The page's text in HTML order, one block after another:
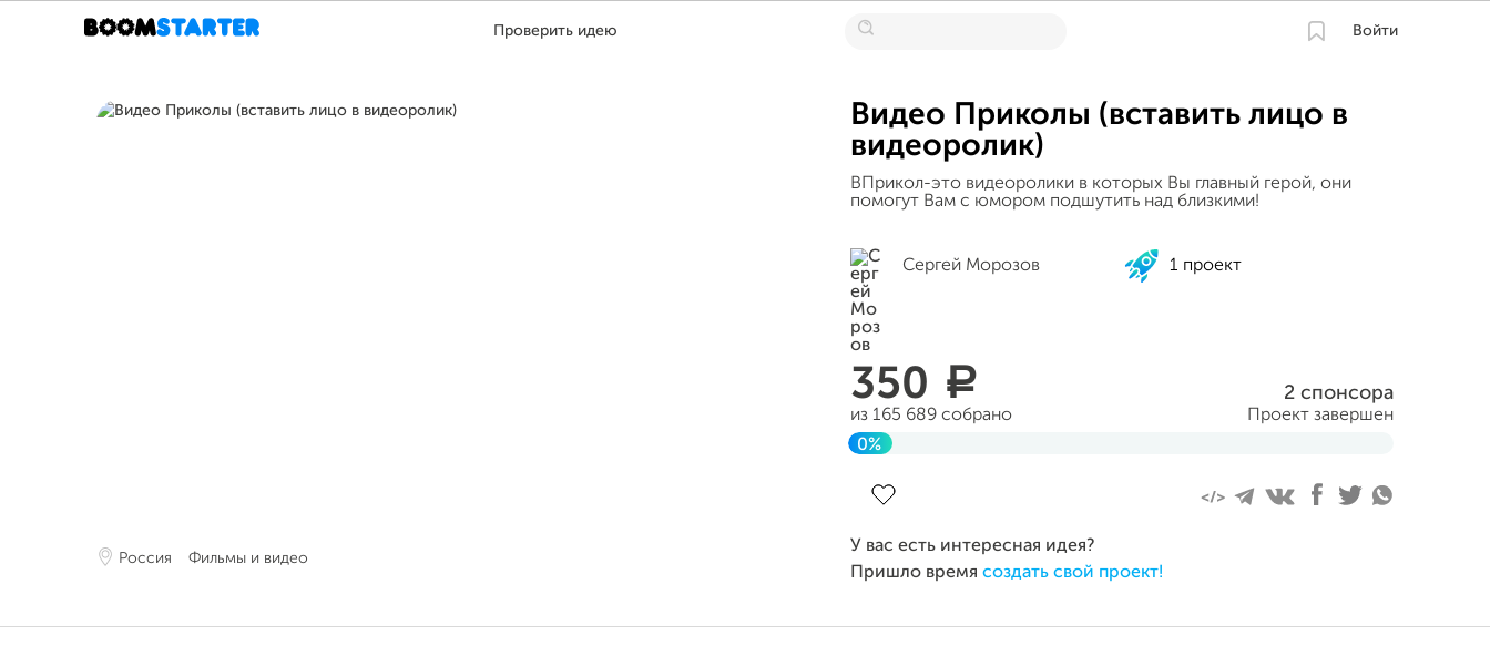
Проверить идею Войти
Россия Фильмы и видео
Видео Приколы (вставить лицо в
видеоролик)
ВПрикол-это видеоролики в которых Вы главный герой, они
помогут Вам с юмором подшутить над близкими!
Сергей Морозов 1 проект
350 a
из 165 689 собрано
2 спонсора
Проект завершен
0%
У вас есть интересная идея?
Пришло время создать свой проект!